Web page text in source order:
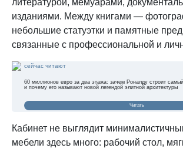
литературой, мемуарами,
изданиями. Между книгами —
небольшие статуэтки и памятные
связанные с профессиональной и
сейчас читают
60 миллионов евро за два этажа: зачем Роналду строит
и почему его называют новой легендой элитной архитектуры
Читать
Кабинет не выглядит
мебели здесь много: рабочий стол,